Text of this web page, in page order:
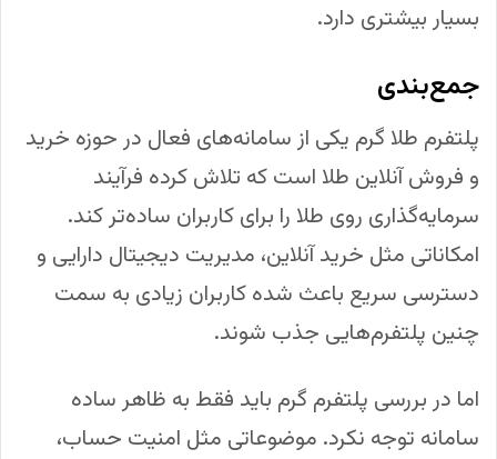
بسیار بیشتری دارد.
جمع‌بندی
پلتفرم طلا گرم یکی از سامانه‌های فعال در حوزه خرید
و فروش آنلاین طلا است که تلاش کرده فرآیند
سرمایه‌گذاری روی طلا را برای کاربران ساده‌تر کند.
امکاناتی مثل خرید آنلاین، مدیریت دیجیتال دارایی و
دسترسی سریع باعث شده کاربران زیادی به سمت
چنین پلتفرم‌هایی جذب شوند.
اما در بررسی پلتفرم گرم باید فقط به ظاهر ساده
سامانه توجه نکرد. موضوعاتی مثل امنیت حساب،